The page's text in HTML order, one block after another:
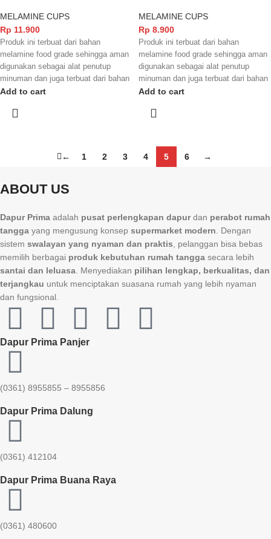
MELAMINE CUPS
Rp 11.900
Produk ini terbuat dari bahan
melamine food grade sehingga aman
digunakan sebagai alat penutup
minuman dan juga terbuat dari bahan
yang berkualitas yang sudah
Add to cart
MELAMINE CUPS
Rp 8.900
Produk ini terbuat dari bahan
melamine food grade sehingga aman
digunakan sebagai alat penutup
minuman dan juga terbuat dari bahan
yang berkualitas yang sudah
Add to cart
← 1 2 3 4 5 6 →
ABOUT US
Dapur Prima adalah pusat perlengkapan dapurdan perabot rumah
tangga yang mengusung konsep supermarket modern. Dengan
sistem swalayan yang nyaman dan praktis, pelanggan bisa bebas
memilih berbagai produk kebutuhan rumah tangga secara lebih
santai dan leluasa. Menyediakan pilihan lengkap, berkualitas, dan
terjangkau untuk menciptakan suasana rumah yang lebih nyaman
dan fungsional.
Dapur Prima Panjer
(0361) 8955855 – 8955856​
Dapur Prima Dalung
(0361) 412104
Dapur Prima Buana Raya
(0361) 480600